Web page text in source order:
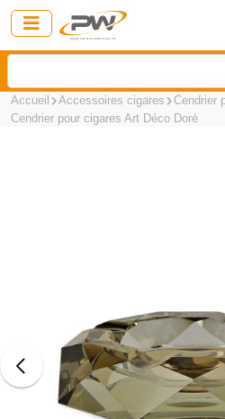
Accueil Accessoires cigares
Cendrier
Cendrier pour cigares Art Déco Doré